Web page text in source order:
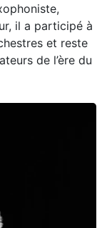
il a participé à
et reste
de l’ère du